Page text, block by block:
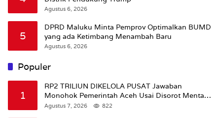
Agustus 6, 2026
5
DPRD Maluku Minta Pemprov Optimalkan BUMD
yang ada Ketimbang Menambah Baru
Agustus 6, 2026
Populer
1
RP2 TRILIUN DIKELOLA PUSAT Jawaban
Monohok Pemerintah Aceh Usai Disorot Mentan
Amran Soal Dana Pertanian
Agustus 7, 2026 822